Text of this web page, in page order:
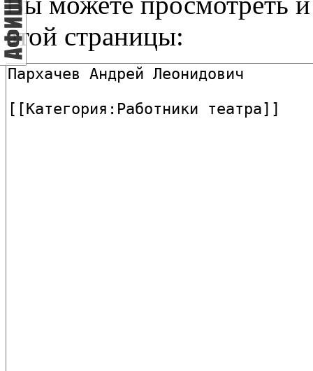
этой страницы: